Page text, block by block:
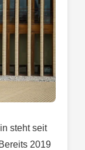
steht seit
2019